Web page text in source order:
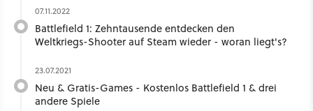
07.11.2022
Battlefield 1: Zehntausende entdecken den
Weltkriegs-Shooter auf Steam wieder - woran liegt's?
23.07.2021
Neu & Gratis-Games - Kostenlos Battlefield 1 & drei
andere Spiele